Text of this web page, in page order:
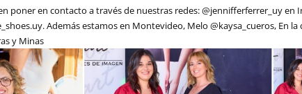
poner en contacto a través de nuestras redes: @jennifferferrer_uy en
Además estamos en Montevideo, Melo @kaysa_cueros, En
y Minas